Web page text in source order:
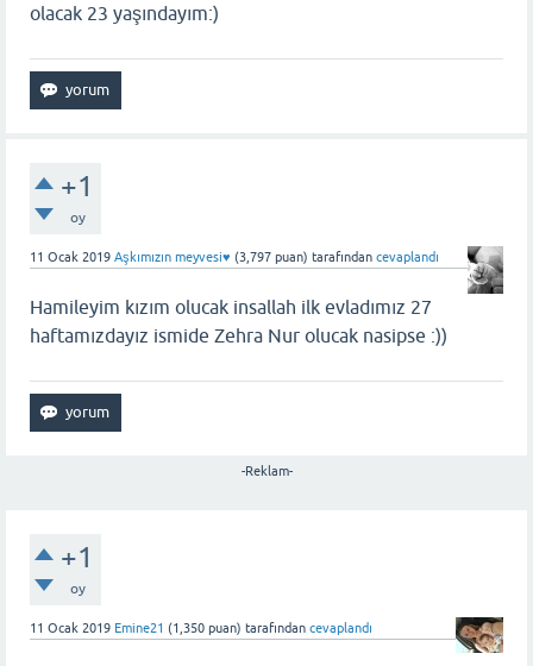
olacak 23 yaşındayım:)
+1
oy
11 Ocak 2019 Aşkımızın meyvesi♥️ (3,797 puan) tarafından cevaplandı
Hamileyim kızım olucak insallah ilk evladımız 27
haftamızdayız ismide Zehra Nur olucak nasipse :))
-Reklam-
+1
oy
11 Ocak 2019 Emine21 (1,350 puan) tarafından cevaplandı